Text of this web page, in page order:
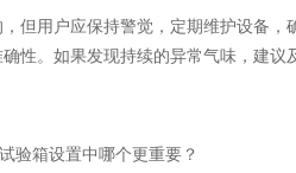
但用户应保持警觉，定期维护设备
性。如果发现持续的异常气味，建议
验箱设置中哪个更重要？